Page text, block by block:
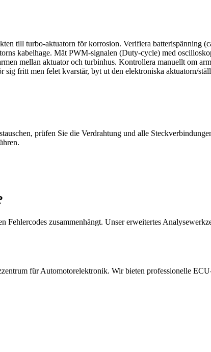
till turbo-aktuatorn för korrosion. Verifiera batterispänning
kabelhage. Mät PWM-signalen (Duty-cycle) med
mellan aktuator och turbinhus. Kontrollera manuellt om
sig fritt men felet kvarstår, byt ut den elektroniska aktuatorn/
prüfen Sie die Verdrahtung und alle
Fehlercodes zusammenhängt. Unser erweitertes
für Automotorelektronik. Wir bieten professionelle